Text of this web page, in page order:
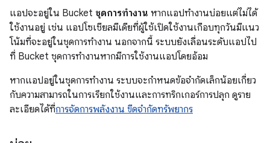
แอปจะอยู่ใน Bucket ชุดการทำงาน หากแอปทำงานบ่อยแต่ไม่ได้
ใช้งานอยู่ เช่น แอปโซเชียลมีเดียที่ผู้ใช้เปิดใช้งานเกือบทุกวันมีแนว
โน้มที่จะอยู่ในชุดการทำงาน นอกจากนี้ ระบบยังเลื่อนระดับแอปไป
ที่ Bucket ชุดการทำงานหากมีการใช้งานแอปโดยอ้อม
หากแอปอยู่ในชุดการทำงาน ระบบจะกำหนดข้อจำกัดเล็กน้อยเกี่ยว
กับความสามารถในการเรียกใช้งานและการทริกเกอร์การปลุก ดูราย
ละเอียดได้ที่การจัดการพลังงาน ขีดจำกัดทรัพยากร